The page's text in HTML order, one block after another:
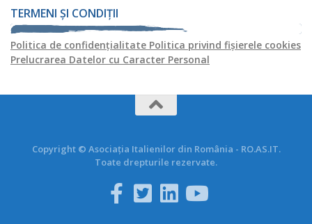
TERMENI ȘI CONDIȚII
Politica de confidențialitate Politica privind fișierele cookies
Prelucrarea Datelor cu Caracter Personal
Copyright © Asociația Italienilor din România - RO.AS.IT.
Toate drepturile rezervate.